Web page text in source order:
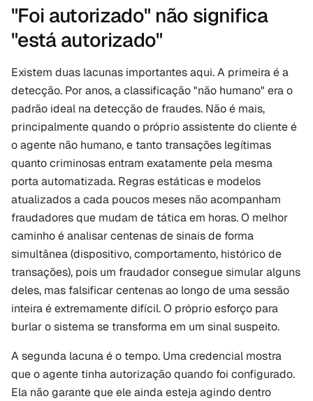
"Foi autorizado" não significa
"está autorizado"
Existem duas lacunas importantes aqui. A primeira é a
detecção. Por anos, a classificação "não humano" era o
padrão ideal na detecção de fraudes. Não é mais,
principalmente quando o próprio assistente do cliente é
o agente não humano, e tanto transações legítimas
quanto criminosas entram exatamente pela mesma
porta automatizada. Regras estáticas e modelos
atualizados a cada poucos meses não acompanham
fraudadores que mudam de tática em horas. O melhor
caminho é analisar centenas de sinais de forma
simultânea (dispositivo, comportamento, histórico de
transações), pois um fraudador consegue simular alguns
deles, mas falsificar centenas ao longo de uma sessão
inteira é extremamente difícil. O próprio esforço para
burlar o sistema se transforma em um sinal suspeito.
A segunda lacuna é o tempo. Uma credencial mostra
que o agente tinha autorização quando foi configurado.
Ela não garante que ele ainda esteja agindo dentro